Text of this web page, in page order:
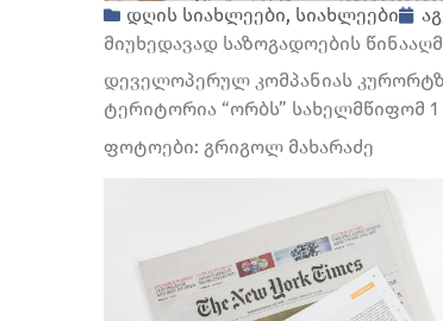
დღის სიახლეები, სიახლეები
მიუხედავად საზოგადოების
დეველოპერულ კომპანიას
ტერიტორია “ორბს” სახელმწიფომ
ფოტოები: გრიგოლ მახარაძე